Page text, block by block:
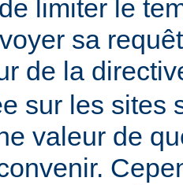
limiter le
sa
de la
sur les sites
valeur de